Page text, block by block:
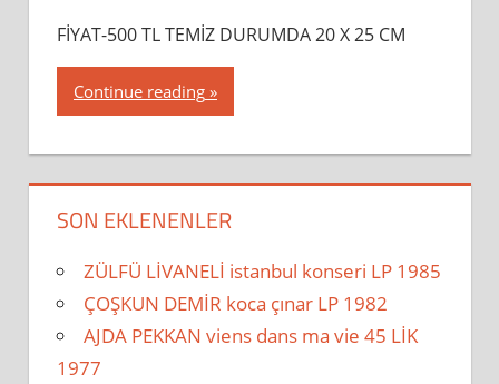
FİYAT-500 TL TEMİZ DURUMDA 20 X 25 CM
Continue reading
SON EKLENENLER
ZÜLFÜ LİVANELİ istanbul konseri LP 1985
ÇOŞKUN DEMİR koca çınar LP 1982
AJDA PEKKAN viens dans ma vie 45 LİK
1977